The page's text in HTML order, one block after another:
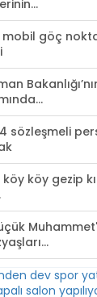
göç
sözleşmeli
köy gezip